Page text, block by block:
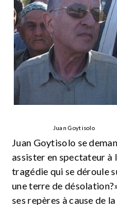
Juan Goytisolo
Juan Goytisolo se
assister en spectateur à
tragédie qui se déroule
une terre de
ses repères à cause de